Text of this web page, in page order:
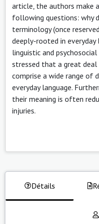
article, the authors make
following questions: why
terminology (once
deeply-rooted in everyday
linguistic and
stressed that a great
comprise a wide range of
everyday language.
their meaning is often
injuries.
Détails